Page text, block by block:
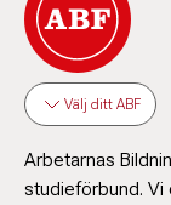
Välj ditt ABF
Arbetarnas
studieförbund. Vi